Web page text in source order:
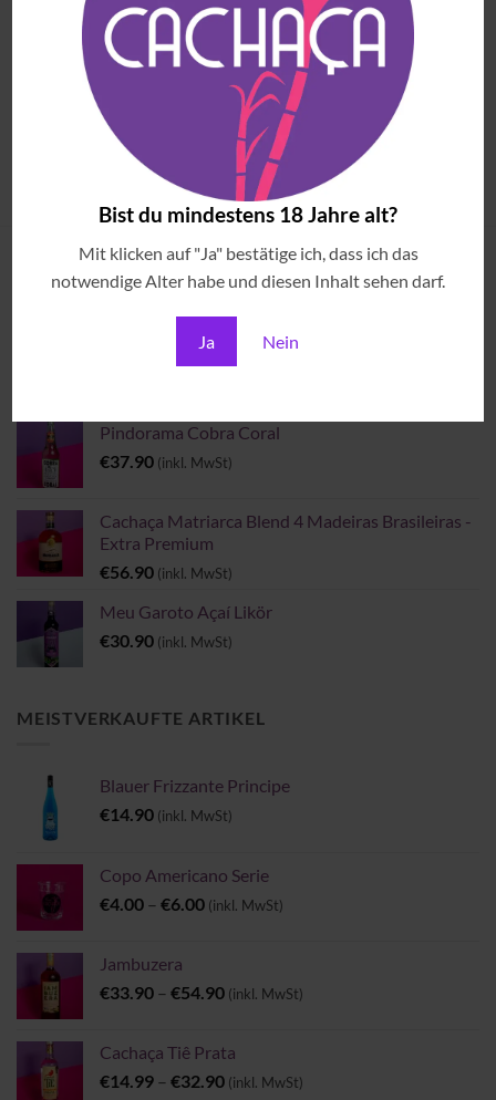
Bist du mindestens 18 Jahre alt?
Mit klicken auf "Ja" bestätige ich, dass ich das
notwendige Alter habe und diesen Inhalt sehen darf.
Ja Nein
DestilHero Cupuaçu Premium
Ursprünglicher
war:
€34.90
Aktueller
€31.90.
(inkl. MwSt)
Meu Garoto Cupuaçu Likör
30.90 (inkl. MwSt)
ANGESEHENE ARTIKEL
Brazilian Sounds & Cocktails
(inkl. MwSt)
Pindorama Cobra Coral
€37.90 (inkl. MwSt)
Cachaça Matriarca Blend 4 Madeiras Brasileiras -
Extra Premium
€56.90 (inkl. MwSt)
Meu Garoto Açaí Likör
€30.90 (inkl. MwSt)
MEISTVERKAUFTE ARTIKEL
Blauer Frizzante Principe
€14.90 (inkl. MwSt)
Copo Americano Serie
€4.00 – €6.00Preisspanne:
(inkl. MwSt)
Jambuzera
€33.90 – €54.90Preisspanne:
€54.90
(inkl. MwSt)
Cachaça Tiê Prata
€14.99 – €32.90Preisspanne:
(inkl. MwSt)